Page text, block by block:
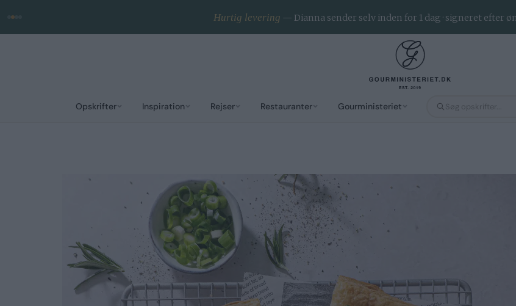
Opskrifter Inspiration Rejser Restauranter Gourministeriet
Ingen reklamer · Gem favoritter · App til iOS & Android— næringsindhold på